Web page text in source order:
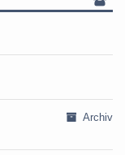
Archiv